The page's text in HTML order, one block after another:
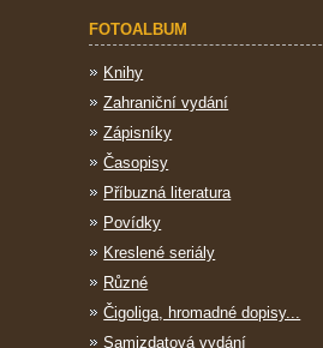
FOTOALBUM
Knihy
Zahraniční vydání
Zápisníky
Časopisy
Příbuzná literatura
Povídky
Kreslené seriály
Různé
Čigoliga, hromadné dopisy...
Samizdatová vydání